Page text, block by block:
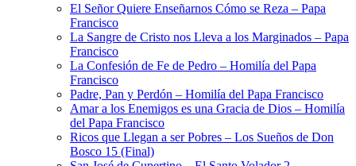
El Señor Quiere Enseñarnos Cómo se Reza – Papa
Francisco
La Sangre de Cristo nos Lleva a los Marginados – Papa
Francisco
La Confesión de Fe de Pedro – Homilía del Papa
Francisco
Padre, Pan y Perdón – Homilía del Papa Francisco
Amar a los Enemigos es una Gracia de Dios – Homilía
del Papa Francisco
Ricos que Llegan a ser Pobres – Los Sueños de Don
Bosco 15 (Final)